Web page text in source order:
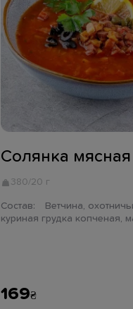
Солянка мясная
380/20 г
Состав:
куриная грудка копченая,
169